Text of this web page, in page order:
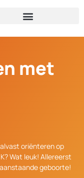
met
oriënteren op
Wat leuk! Allereerst
geboorte!